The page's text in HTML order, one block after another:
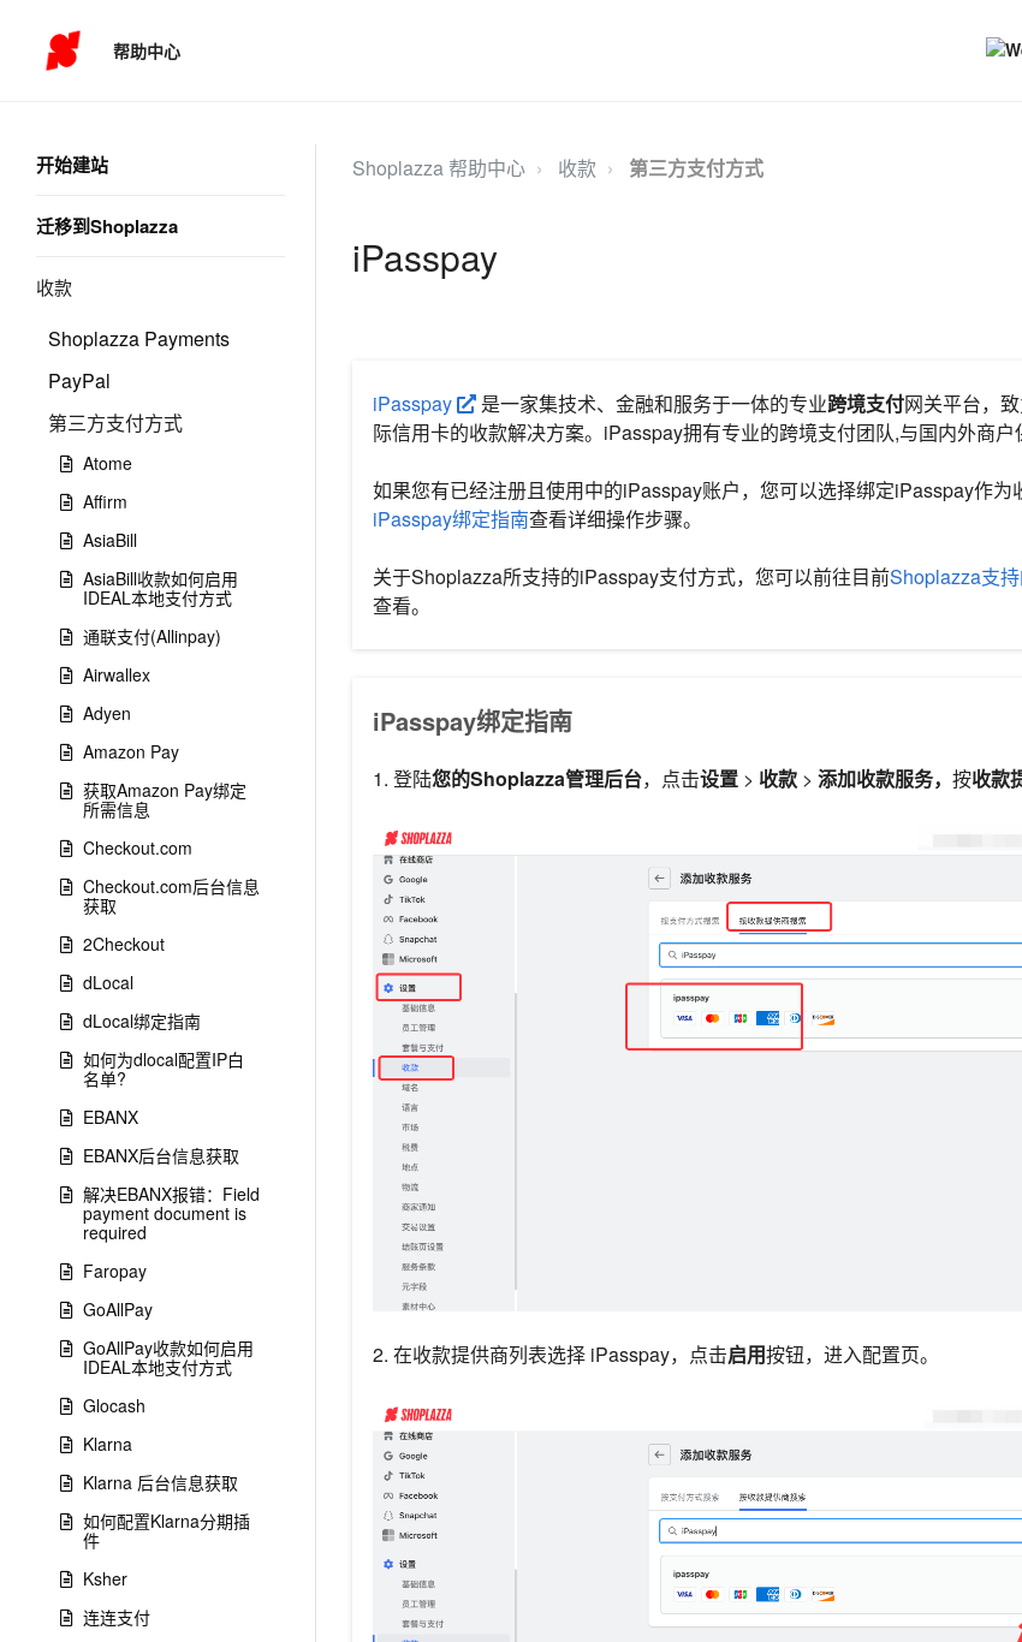
帮助中心
开始建站
迁移到Shoplazza
收款
Shoplazza Payments
PayPal
第三方支付方式
Atome
Affirm
AsiaBill
AsiaBill收款如何启用
IDEAL本地支付方式
通联支付(Allinpay)
Airwallex
Adyen
Amazon Pay
获取Amazon Pay绑定
所需信息
Checkout.com
Checkout.com后台信息
获取
2Checkout
dLocal
dLocal绑定指南
如何为dlocal配置IP白
名单?
EBANX
EBANX后台信息获取
解决EBANX报错：Field
payment document is
required
Faropay
GoAllPay
GoAllPay收款如何启用
IDEAL本地支付方式
Glocash
Klarna
Klarna 后台信息获取
如何配置Klarna分期插
件
Ksher
连连支付
Shoplazza 帮助中心 收款 第三方支付方式
iPasspay
iPasspay 是一家集技术、金融和服务于一体的专业跨境支付网关平台，
际信用卡的收款解决方案。iPasspay拥有专业的跨境支付团队,与国内外商户
如果您有已经注册且使用中的iPasspay账户，您可以选择绑定iPasspay作为
iPasspay绑定指南查看详细操作步骤。
关于Shoplazza所支持的iPasspay支付方式，您可以前往目前Shoplazza支
查看。
iPasspay绑定指南
1. 登陆您的Shoplazza管理后台，点击设置> 收款 > 添加收款服务， 按收款
2. 在收款提供商列表选择 iPasspay，点击启用按钮，进入配置页。